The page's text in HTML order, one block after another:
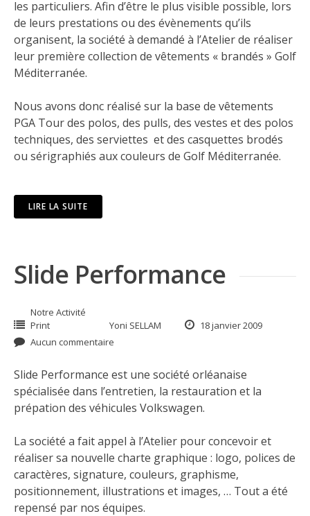
les particuliers. Afin d’être le plus visible possible, lors
de leurs prestations ou des évènements qu’ils
organisent, la société à demandé à l’Atelier de réaliser
leur première collection de vêtements « brandés » Golf
Méditerranée.
Nous avons donc réalisé sur la base de vêtements
PGA Tourdes polos, des pulls, des vestes et des polos
techniques, des serviettes et des casquettes brodés
ou sérigraphiés aux couleurs de Golf Méditerranée.
LIRE LA SUITE
Slide Performance
Notre Activité
Print
Yoni SELLAM
18 janvier 2009
Aucun commentaire
Slide Performance est une société orléanaise
spécialisée dans l’entretien, la restauration et la
prépation des véhicules Volkswagen.
La société a fait appel à l’Atelier pour concevoir et
réaliser sa nouvelle charte graphique : logo, polices de
caractères, signature, couleurs, graphisme,
positionnement, illustrations et images, … Tout a été
repensé par nos équipes.